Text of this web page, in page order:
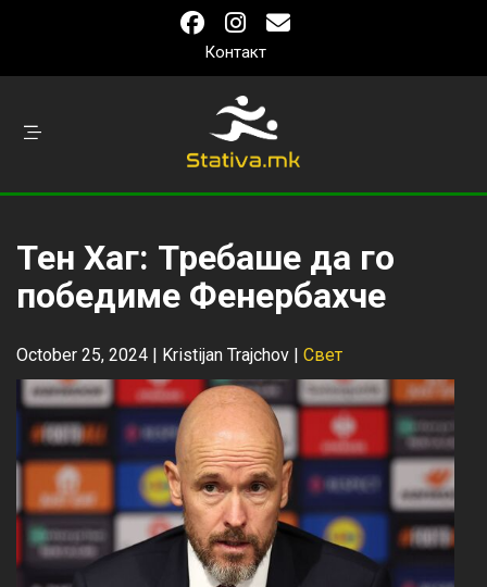
Контакт
Тен Хаг: Требаше да го
победиме Фенербахче
October 25, 2024 | Kristijan Trajchov | Свет